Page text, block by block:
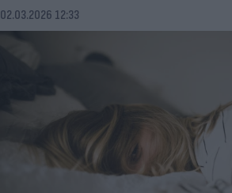
02.03.2026 12:33